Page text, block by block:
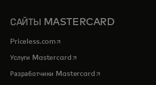
САЙТЫ MASTERCARD
Priceless.com opens in a new tab
Услуги Mastercardopens in a new tab
Разработчики Mastercardopens in a new tab